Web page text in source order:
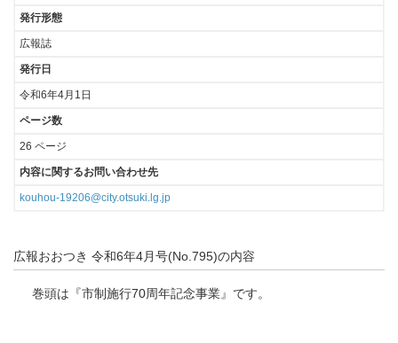
発行形態
広報誌
発行日
令和6年4月1日
ページ数
26 ページ
内容に関するお問い合わせ先
kouhou-19206@city.otsuki.lg.jp
広報おおつき 令和6年4月号(No.795)の内容
巻頭は『市制施行70周年記念事業』です。